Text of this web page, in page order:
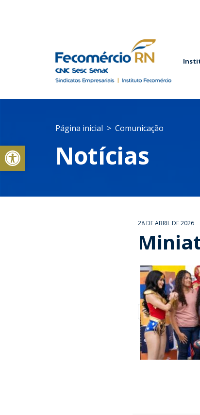
Abrir a barra de ferramentas
Página inicial Comunicação
Notícias
28 DE ABRIL DE 2026